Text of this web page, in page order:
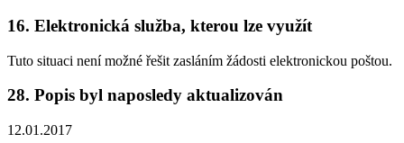
16. Elektronická služba, kterou lze využít
Tuto situaci není možné řešit zasláním žádosti elektronickou poštou.
28. Popis byl naposledy aktualizován
12.01.2017